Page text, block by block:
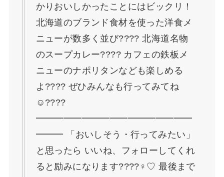
かりおいしかったことにはビックリ！
北海道のブランド食材を使った洋食メ
ニューが数多く並び???? 北海道名物
のスープカレー???? カフェの鉄板メ
ニューのナポリタンなども楽しめる
よ???? ぜひみんなも行ってみてね
☺????
━━━━━━━━━━━━━━━━━
━━━ 「おいしそう・行ってみたい」
と思ったら いいね、フォローしてくれ
ると励みになります????‍♀️♡ 最後まで